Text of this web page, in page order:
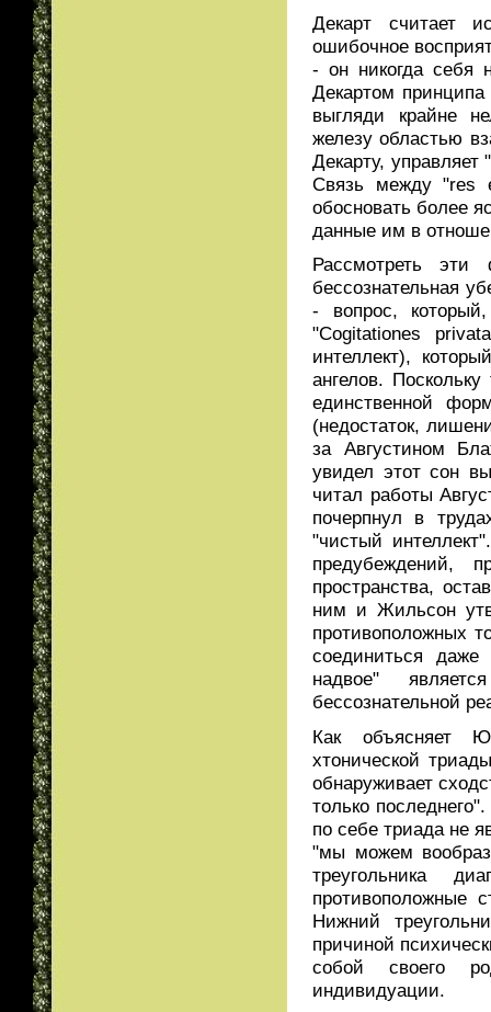
Декарт считает
ошибочное
- он никогда себя
Декартом
выгляди крайне
железу областью
Декарту,
Связь между "res
обосновать более
данные им в
Рассмотреть эти
бессознательная
- вопрос,
"Cogitationes
интеллект),
ангелов.
единственной
(недостаток,
за Августином
увидел этот сон
читал работы
почерпнул в
"чистый
предубеждений,
пространства,
ним и Жильсон
противоположных
соединиться
надвое"
бессознательной
Как объясняет
хтонической
обнаруживает
только
по себе триада не
"мы можем
треугольника
противоположные
Нижний
причиной
собой своего
индивидуации.